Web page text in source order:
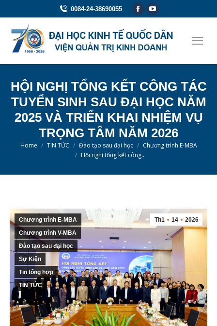
0084-24-38690055
Facebook
opens
in
YouTube
opens
in
HỘI NGHỊ TỔNG KẾT CÔNG TÁC
TUYỂN SINH SAU ĐẠI HỌC NĂM
2025 VÀ TRIỂN KHAI NHIỆM VỤ
TRỌNG TÂM NĂM 2026
You are here:
Home TIN TỨC Đào tạo sau đại học
Chương trình E-MBA
Hội nghị tổng kết công…
Th1 14 2026
Chương trình E-MBA
Chương trình V-MBA
Đào tạo sau đại học
Sự Kiện
Tin tổng hợp
TIN TỨC